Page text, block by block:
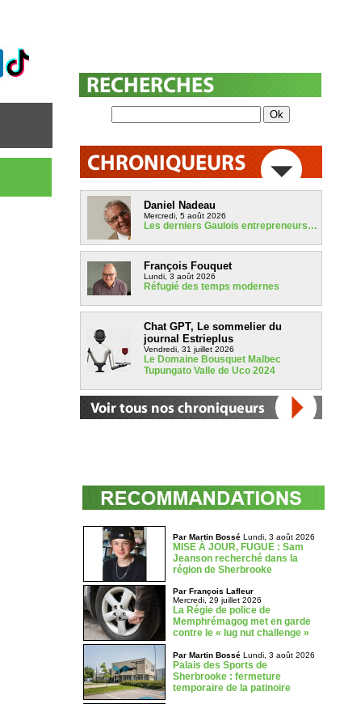
Daniel Nadeau
Mercredi, 5 août 2026
Les derniers Gaulois entrepreneurs…
François Fouquet
Lundi, 3 août 2026
Réfugié des temps modernes
Chat GPT, Le sommelier du
journal Estrieplus
Vendredi, 31 juillet 2026
Le Domaine Bousquet Malbec
Tupungato Valle de Uco 2024
Par Martin BosséLundi, 3 août 2026
MISE À JOUR, FUGUE : Sam
Jeanson recherché dans la
région de Sherbrooke
Par François Lafleur
Mercredi, 29 juillet 2026
La Régie de police de
Memphrémagog met en garde
contre le « lug nut challenge »
Par Martin BosséLundi, 3 août 2026
Palais des Sports de
Sherbrooke : fermeture
temporaire de la patinoire